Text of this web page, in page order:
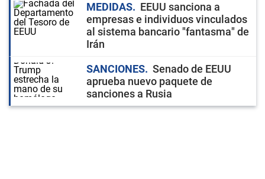
MEDIDAS
EEUU sanciona a
empresas e individuos vinculados
al sistema bancario "fantasma" de
Irán
SANCIONES
Senado de EEUU
aprueba nuevo paquete de
sanciones a Rusia